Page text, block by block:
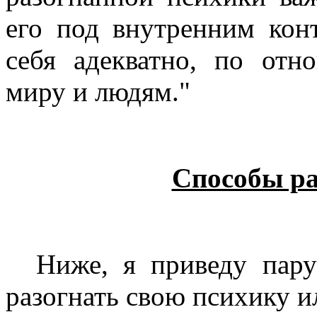
его под внутренним
себя адекватно, по
миру и людям."
Способы
Ниже, я приведу
разогнать свою психику